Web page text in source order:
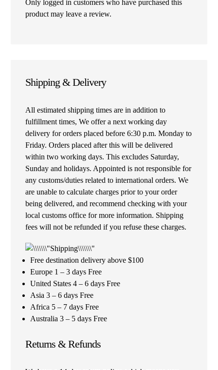
Only logged in customers who have purchased this
product may leave a review.
Shipping & Delivery
All estimated shipping times are in addition to
fulfillment times, We offer a next working day
delivery for orders placed before 6:30 p.m. Monday to
Friday. Orders placed after this will be delivered
within two working days. This excludes Saturday,
Sunday and holidays. Appointed is not responsible for
any customs/duties related to international orders. We
are unable to calculate charges prior to your order
being delivered, and recommend checking with your
local customs office for more information. Shipping
fees will not be refunded if you refuse these charges.
Free destination delivery above $100
Europe 1 – 3 days Free
United States 4 – 6 days Free
Asia 3 – 6 days Free
Africa 5 – 7 days Free
Australia 3 – 5 days Free
Returns & Refunds